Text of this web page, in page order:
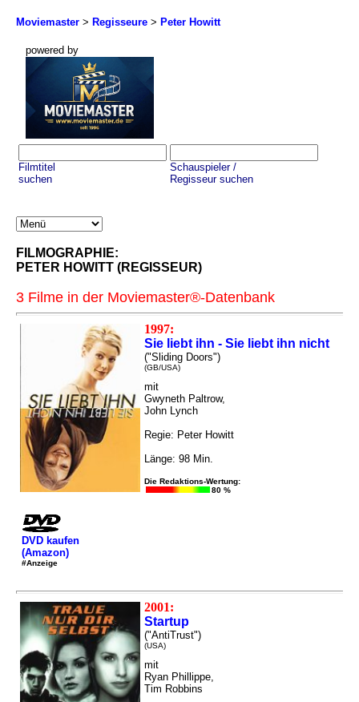
Moviemaster > Regisseure > Peter Howitt
powered by
Filmtitel
suchen
Schauspieler /
Regisseur suchen
FILMOGRAPHIE:
PETER HOWITT (REGISSEUR)
3 Filme in der Moviemaster®-Datenbank
1997:
Sie liebt ihn - Sie liebt ihn nicht
("Sliding Doors")
(GB/USA)
mit
Gwyneth Paltrow,
John Lynch
Regie: Peter Howitt
Länge: 98 Min.
Die Redaktions-Wertung:
80 %
DVD kaufen
(Amazon)
#Anzeige
2001:
Startup
("AntiTrust")
(USA)
mit
Ryan Phillippe,
Tim Robbins